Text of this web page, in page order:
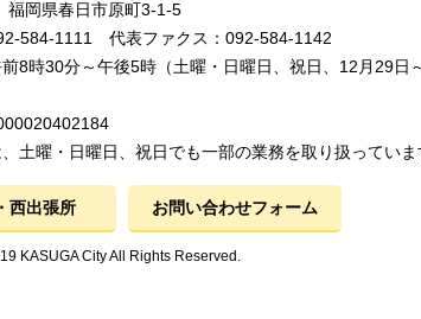
岡県春日市原町3-1-5
584-1111 代表ファクス：092-584-1142
8時30分～午後5時（土曜・日曜日、祝日、12月29日
土曜・日曜日、祝日でも一部の業務を取り扱っていま
西出張所 お問い合わせフォーム
KASUGA City All Rights Reserved.